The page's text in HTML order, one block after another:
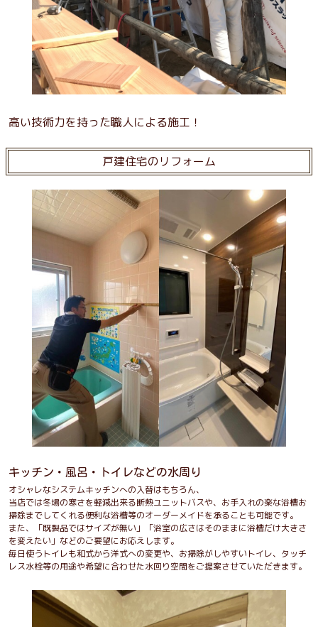
高い技術力を持った職人による施工！
戸建住宅のリフォーム
キッチン・風呂・トイレなどの水周り
オシャレなシステムキッチンへの入替はもちろん、
当店では冬場の寒さを軽減出来る断熱ユニットバスや、お手入れの楽な浴槽お
掃除までしてくれる便利な浴槽等のオーダーメイドを承ることも可能です。
また、「既製品ではサイズが無い」「浴室の広さはそのままに浴槽だけ大きさ
を変えたい」などのご要望にお応えします。
毎日使うトイレも和式から洋式への変更や、お掃除がしやすいトイレ、タッチ
レス水栓等の用途や希望に合わせた水回り空間をご提案させていただきます。